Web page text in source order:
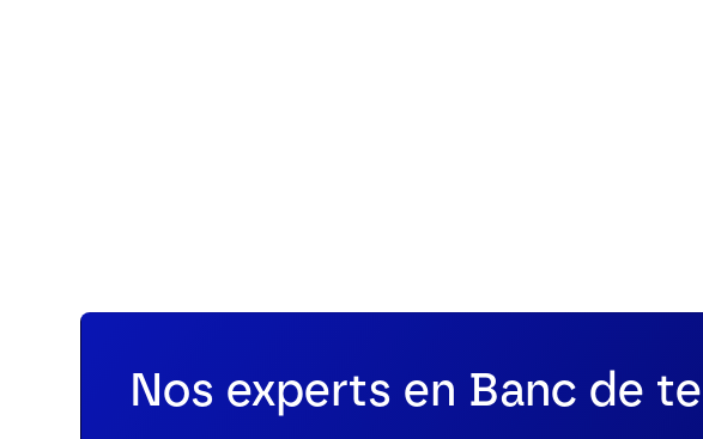
Nos experts en Banc de